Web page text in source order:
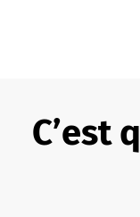
C’est